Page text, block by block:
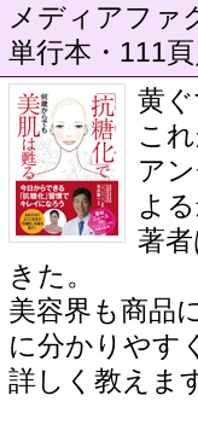
メディアファ
単行本・111
黄
こ
ア
よ
著
きた。
美容界も商品
に分かりやす
詳しく教えま